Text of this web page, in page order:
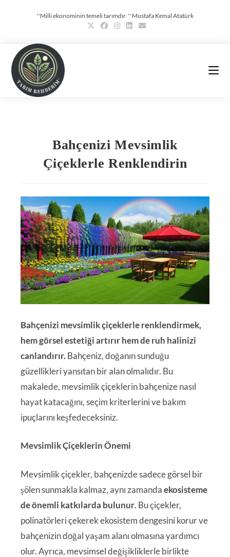
''Milli ekonominin temeli tarımdır. '' Mustafa Kemal Atatürk
Bahçenizi Mevsimlik
Çiçeklerle Renklendirin
Bahçenizi mevsimlik çiçeklerle renklendirmek,
hem görsel estetiği artırır hem de ruh halinizi
canlandırır.Bahçeniz, doğanın sunduğu
güzellikleri yansıtan bir alan olmalıdır. Bu
makalede, mevsimlik çiçeklerin bahçenize nasıl
hayat katacağını, seçim kriterlerini ve bakım
ipuçlarını keşfedeceksiniz.
Mevsimlik Çiçeklerin Önemi
Mevsimlik çiçekler, bahçenizde sadece görsel bir
şölen sunmakla kalmaz, aynı zamandaekosisteme
de önemli katkılarda bulunur. Bu çiçekler,
polinatörleri çekerek ekosistem dengesini korur ve
bahçenizin doğal yaşam alanı olmasına yardımcı
olur. Ayrıca, mevsimsel değişikliklerle birlikte